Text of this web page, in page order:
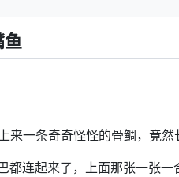
鱼
一条奇奇怪怪的骨鲷，竟然
连起来了，上面那张一张一